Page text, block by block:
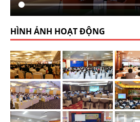
HÌNH ẢNH HOẠT ĐỘNG